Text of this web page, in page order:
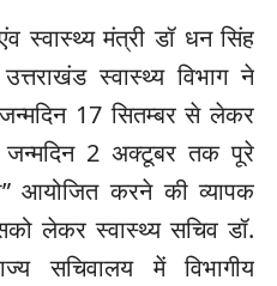
स्वास्थ्य मंत्री डॉ धन सिंह
स्वास्थ्य विभाग ने
17 सितम्बर से लेकर
के जन्मदिन 2 अक्टूबर तक पूरे
आयोजित करने की व्यापक
लेकर स्वास्थ्य सचिव डॉ.
सचिवालय में विभागीय